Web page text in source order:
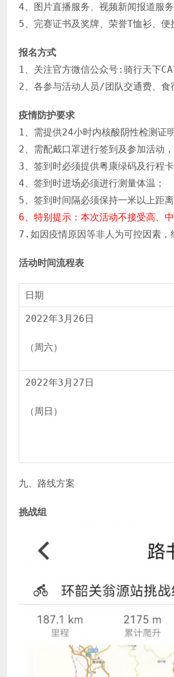
4、 图片直播服务、视频新闻报道服务
5、完赛证书及奖牌、荣誉T恤衫、便
报名方式
1、关注官方微信公众号:骑行天下
2、各参与活动人员/团队交通费、食
疫情防护要求
1、需提供24小时内核酸阴性检测证
2、需配戴口罩进行签到及参加活动，
3、签到时必须提供粤康绿码及行程
4、签到时进场必须进行测量体温；
5、签到时间隔必须保持一米以上距离
6、特别提示：本次活动不接受高、
7.如因疫情原因等非人为可控因素，
活动时间流程表
日期
2022年3月26日
（周六）
2022年3月27日
（周日）
九、路线方案
挑战组